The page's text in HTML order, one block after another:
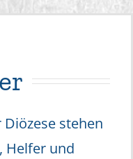
stehen
Helfer und